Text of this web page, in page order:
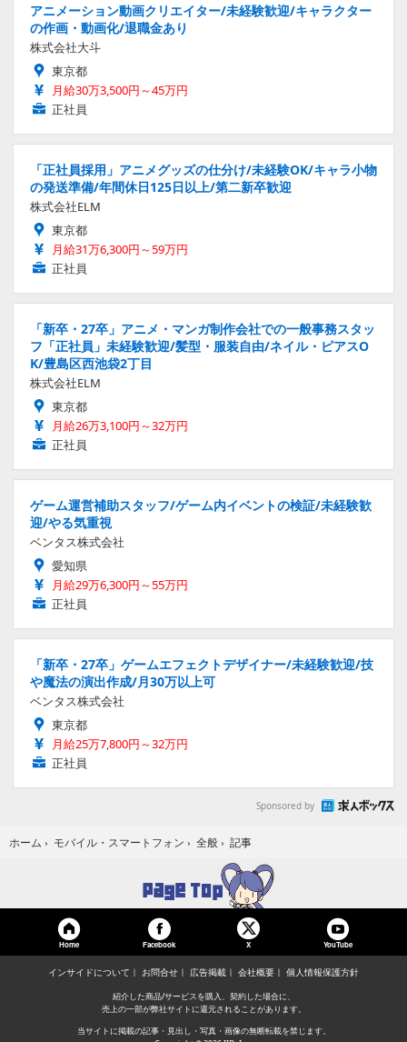
アニメーション動画クリエイター/未経験歓迎/キャラクター
の作画・動画化/退職金あり
株式会社大斗
東京都
月給30万3,500円～45万円
正社員
「正社員採用」アニメグッズの仕分け/未経験OK/キャラ小物
の発送準備/年間休日125日以上/第二新卒歓迎
株式会社ELM
東京都
月給31万6,300円～59万円
正社員
「新卒・27卒」アニメ・マンガ制作会社での一般事務スタッ
フ「正社員」未経験歓迎/髪型・服装自由/ネイル・ピアスO
K/豊島区西池袋2丁目
株式会社ELM
東京都
月給26万3,100円～32万円
正社員
ゲーム運営補助スタッフ/ゲーム内イベントの検証/未経験歓
迎/やる気重視
ベンタス株式会社
愛知県
月給29万6,300円～55万円
正社員
「新卒・27卒」ゲームエフェクトデザイナー/未経験歓迎/技
や魔法の演出作成/月30万以上可
ベンタス株式会社
東京都
月給25万7,800円～32万円
正社員
Sponsored by
ホーム › モバイル・スマートフォン › 全般 › 記事
Home Facebook X YouTube
インサイドについて お問合せ 広告掲載 会社概要 個人情報保護方針
紹介した商品/サービスを購入、契約した場合に、
売上の一部が弊社サイトに還元されることがあります。
当サイトに掲載の記事・見出し・写真・画像の無断転載を禁じます。